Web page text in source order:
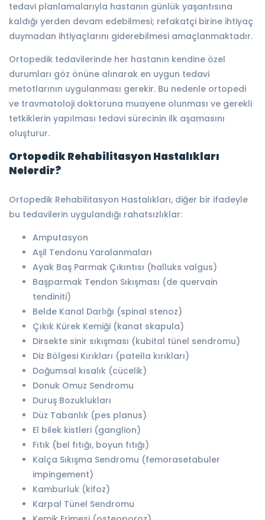
tedavi planlamalarıyla hastanın günlük yaşantısına
kaldığı yerden devam edebilmesi; refakatçi birine ihtiyaç
duymadan ihtiyaçlarını giderebilmesi amaçlanmaktadır.
Ortopedik tedavilerinde her hastanın kendine özel
durumları göz önüne alınarak en uygun tedavi
metotlarının uygulanması gerekir. Bu nedenle ortopedi
ve travmatoloji doktoruna muayene olunması ve gerekli
tetkiklerin yapılması tedavi sürecinin ilk aşamasını
oluşturur.
Ortopedik Rehabilitasyon Hastalıkları
Nelerdir?
Ortopedik Rehabilitasyon Hastalıkları, diğer bir ifadeyle
bu tedavilerin uygulandığı rahatsızlıklar:
Amputasyon
Aşil Tendonu Yaralanmaları
Ayak Baş Parmak Çıkıntısı (halluks valgus)
Başparmak Tendon Sıkışması (de quervain
tendiniti)
Belde Kanal Darlığı (spinal stenoz)
Çıkık Kürek Kemiği (kanat skapula)
Dirsekte sinir sıkışması (kubital tünel sendromu)
Diz Bölgesi Kırıkları (patella kırıkları)
Doğumsal kısalık (cücelik)
Donuk Omuz Sendromu
Duruş Bozuklukları
Düz Tabanlık (pes planus)
El bilek kistleri (ganglion)
Fıtık (bel fıtığı, boyun fıtığı)
Kalça Sıkışma Sendromu (femorasetabuler
impingement)
Kamburluk (kifoz)
Karpal Tünel Sendromu